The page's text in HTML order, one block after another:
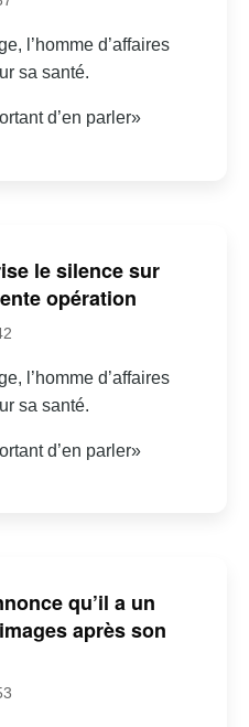
l’homme d’affaires
sa santé.
d’en parler»
le silence sur
opération
l’homme d’affaires
sa santé.
d’en parler»
qu’il a un
après son